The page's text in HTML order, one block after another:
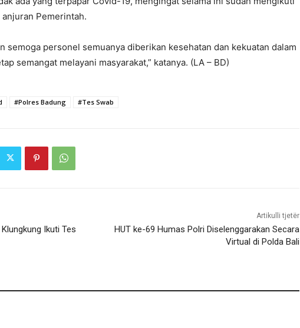
Pemerintah.
semoga personel semuanya diberikan kesehatan dan kekuatan dalam
semangat melayani masyarakat,” katanya. (LA – BD)
#Polres Badung #Tes Swab
Ikuti Tes
Artikulli tjetër
HUT ke-69 Humas Polri Diselenggarakan Secara
Virtual di Polda Bali